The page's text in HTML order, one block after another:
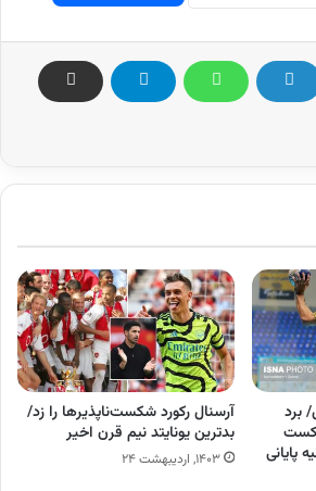
برد
پایانی
آرسنال رکورد شکست‌ناپذیرها را زد/
بدترین یونایتد نیم قرن اخیر
۱۴۰۳, اردیبهشت ۲۴